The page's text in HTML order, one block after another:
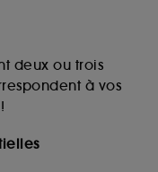
deux ou trois
à vos
!